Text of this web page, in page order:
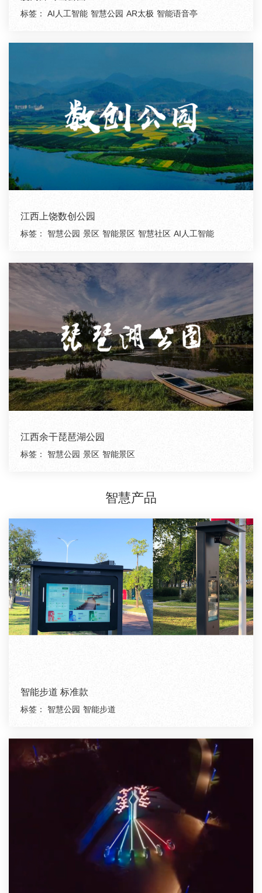
标签： AI人工智能 智慧公园 AR太极 智能语音亭
江西上饶数创公园
标签： 智慧公园 景区 智能景区 智慧社区 AI人工智能
江西余干琵琶湖公园
标签： 智慧公园 景区 智能景区
智慧产品
智能步道 标准款
标签： 智慧公园 智能步道